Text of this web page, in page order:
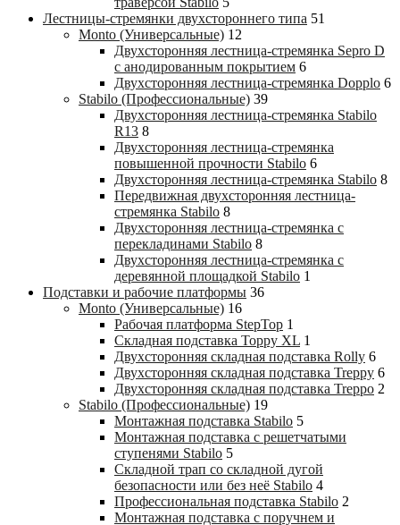
Лестницы-стремянки двухстороннего типа 51
Monto (Универсальные) 12
Двухсторонняя лестница-стремянка Sepro D
с анодированным покрытием 6
Двухсторонняя лестница-стремянка Dopplo 6
Stabilo (Профессиональные) 39
Двухсторонняя лестница-стремянка Stabilo
R13 8
Двухсторонняя лестница-стремянка
повышенной прочности Stabilo 6
Двухсторонняя лестница-стремянка Stabilo 8
Передвижная двухсторонняя лестница-
стремянка Stabilo 8
Двухсторонняя лестница-стремянка с
перекладинами Stabilo 8
Двухсторонняя лестница-стремянка с
деревянной площадкой Stabilo 1
Подставки и рабочие платформы 36
Monto (Универсальные) 16
Рабочая платформа StepTop 1
Складная подставка Toppy XL 1
Двухсторонняя складная подставка Rolly 6
Двухсторонняя складная подставка Treppy 6
Двухсторонняя складная подставка Treppo 2
Stabilo (Профессиональные) 19
Монтажная подставка Stabilo 5
Монтажная подставка с решетчатыми
ступенями Stabilo 5
Складной трап со складной дугой
безопасности или без неё Stabilo 4
Профессиональная подставка Stabilo 2
Монтажная подставка с поручнем и